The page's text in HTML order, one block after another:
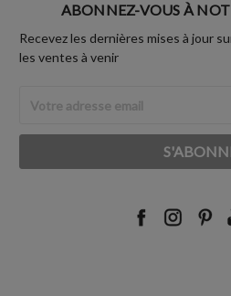
ABONNEZ-VOUS À
Recevez les dernières mises à jour
les ventes à venir
Email